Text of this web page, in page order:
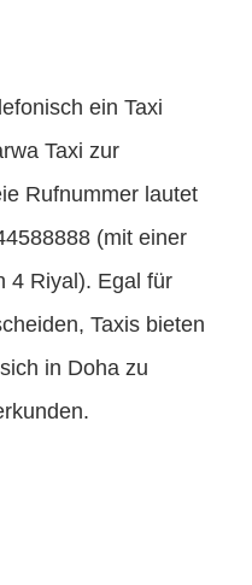
ein Taxi
Taxi zur
Rufnummer lautet
(mit einer
4 Riyal). Egal für
Taxis bieten
in Doha zu